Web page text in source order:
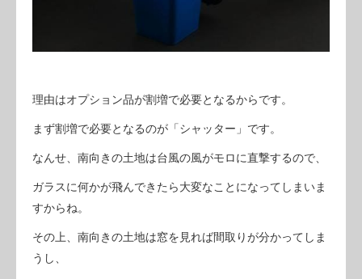
理由はオプション品が割増で必要となるからです。
まず割増で必要となるのが「シャッター」です。
なんせ、南向きの土地は台風の風がモロに直撃するので、
ガラスに何かが飛んできたら大変なことになってしまいま
すからね。
その上、南向きの土地は窓を見れば間取りが分かってしま
うし、